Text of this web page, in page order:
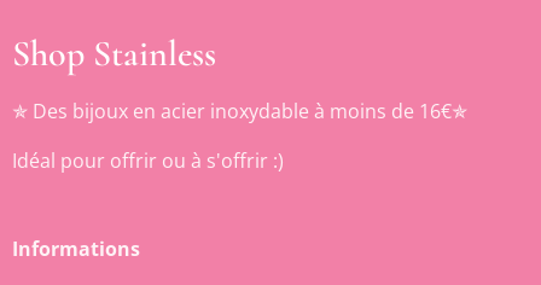
Shop Stainless
✯ Des bijoux en acier inoxydable à moins de 16€✯
Idéal pour offrir ou à s'offrir :)
Informations